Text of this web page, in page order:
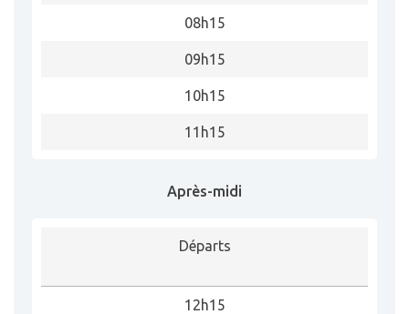
08h15
09h15
10h15
11h15
Après-midi
Départs
12h15